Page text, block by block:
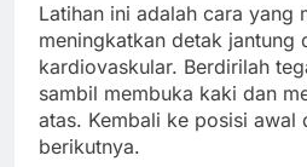
Latihan ini adalah cara yang
meningkatkan detak jantung
kardiovaskular. Berdirilah
sambil membuka kaki dan
atas. Kembali ke posisi awal
berikutnya.